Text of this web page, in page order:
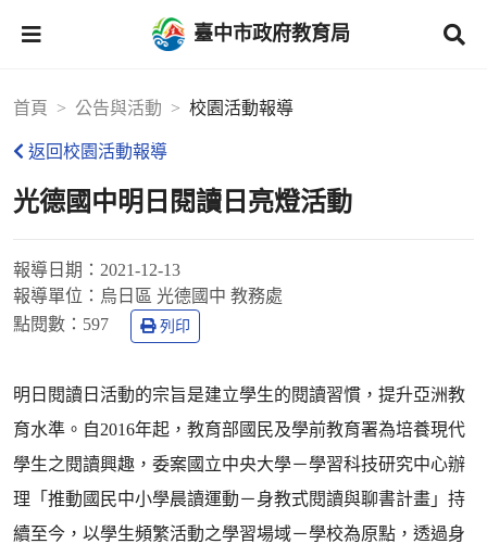
臺中市政府教育局
首頁 公告與活動 校園活動報導
返回校園活動報導
光德國中明日閱讀日亮燈活動
報導日期： 2021-12-13
報導單位： 烏日區 光德國中 教務處
點閱數： 597 列印
明日閱讀日活動的宗旨是建立學生的閱讀習慣，提升亞洲教
育水準。自2016年起，教育部國民及學前教育署為培養現代
學生之閱讀興趣，委案國立中央大學－學習科技研究中心辦
理「推動國民中小學晨讀運動－身教式閱讀與聊書計畫」持
續至今，以學生頻繁活動之學習場域－學校為原點，透過身